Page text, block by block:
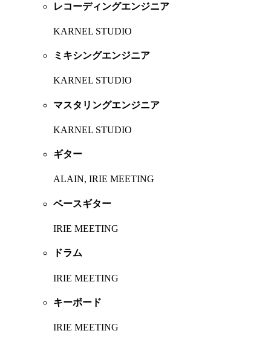
レコーディングエンジニア
KARNEL STUDIO
ミキシングエンジニア
KARNEL STUDIO
マスタリングエンジニア
KARNEL STUDIO
ギター
ALAIN, IRIE MEETING
ベースギター
IRIE MEETING
ドラム
IRIE MEETING
キーボード
IRIE MEETING